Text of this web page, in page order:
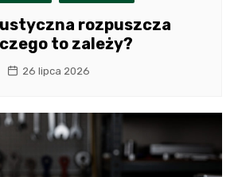
rozpuszcza
to zależy?
26 lipca 2026